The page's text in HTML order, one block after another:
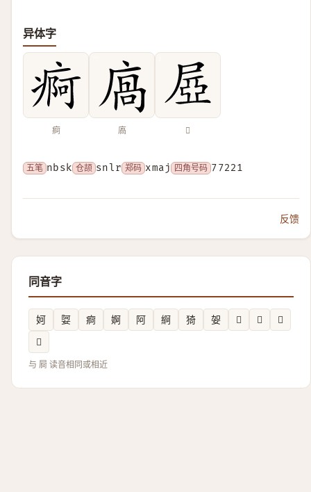
异体字
痾 㢐 𡱻
五笔 nbsk 仓颉 snlr 郑码 xmaj 四角号码 77221
反馈
同音字
妸 娿 痾 婀 阿 䋪 猗 妿 𨉐 𬮰
𠥍
𪴯
与 屙 读音相同或相近